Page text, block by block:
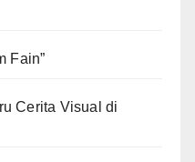
Fain”
Cerita Visual di